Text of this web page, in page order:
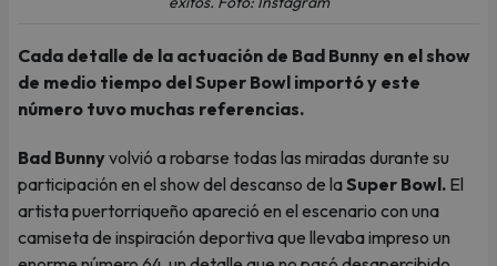
Cada detalle de la actuación de Bad Bunny en el show
de medio tiempo del Super Bowl importó y este
número tuvo muchas referencias.
Bad Bunnyvolvió a robarse todas las miradas durante su
participación en el show del descanso de laSuper Bowl. El
artista puertorriqueño apareció en el escenario con una
camiseta de inspiración deportiva que llevaba impreso un